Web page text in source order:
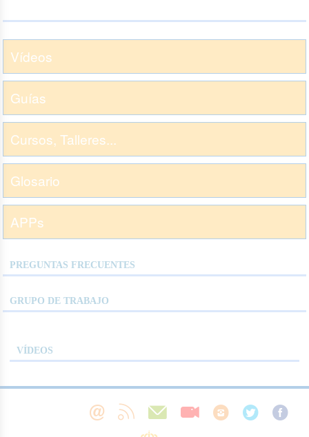
Vídeos
Guías
Cursos, Talleres...
Glosario
APPs
PREGUNTAS FRECUENTES
GRUPO DE TRABAJO
VÍDEOS